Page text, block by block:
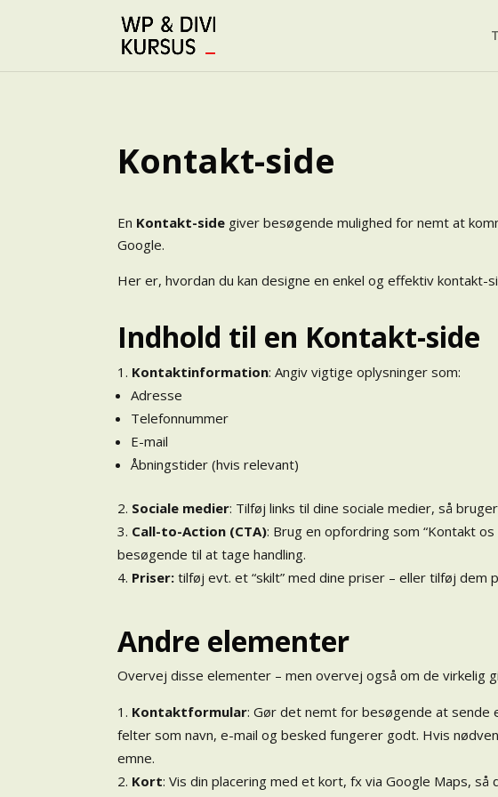
Kontakt-side
En Kontakt-side giver besøgende mulighed for nemt at
Google.
Her er, hvordan du kan designe en enkel og effektiv kontakt-
Indhold til en Kontakt-side
Kontaktinformation: Angiv vigtige oplysninger som:
Adresse
Telefonnummer
E-mail
Åbningstider (hvis relevant)
Sociale medier: Tilføj links til dine sociale medier, så
Call-to-Action (CTA): Brug en opfordring som “Kontakt
besøgende til at tage handling.
Priser: tilføj evt. et “skilt” med dine priser – eller tilføj dem
Andre elementer
Overvej disse elementer – men overvej også om de virkelig
Kontaktformular: Gør det nemt for besøgende at sende
felter som navn, e-mail og besked fungerer godt. Hvis
emne.
Kort: Vis din placering med et kort, fx via Google Maps,